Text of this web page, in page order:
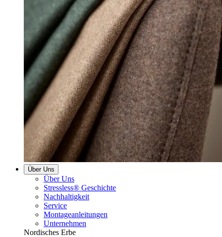
Über Uns
Über Uns
Stressless® Geschichte
Nachhaltigkeit
Service
Montageanleitungen
Unternehmen
Nordisches Erbe